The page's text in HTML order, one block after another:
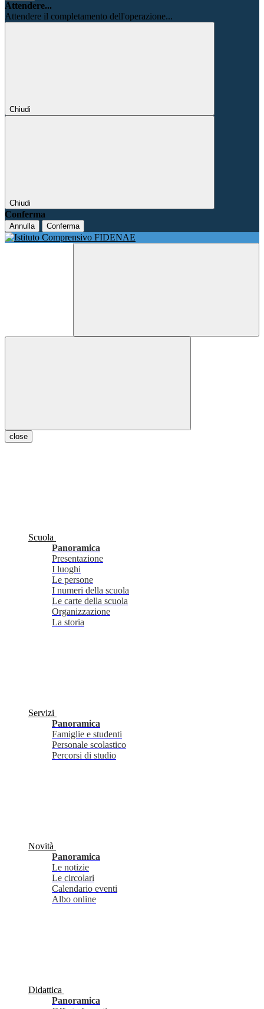
Attendere...
Attendere il completamento dell'operazione...
Chiudi
Chiudi
Conferma
Annulla Conferma
close
Scuola
Panoramica
Presentazione
I luoghi
Le persone
I numeri della scuola
Le carte della scuola
Organizzazione
La storia
Servizi
Panoramica
Famiglie e studenti
Personale scolastico
Percorsi di studio
Novità
Panoramica
Le notizie
Le circolari
Calendario eventi
Albo online
Didattica
Panoramica